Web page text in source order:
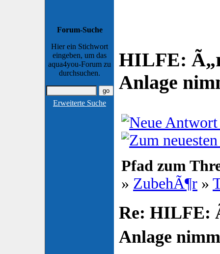
Forum-Suche
Hier ein Stichwort
eingeben, um das
aqua4you-Forum zu
durchsuchen.
Erweiterte Suche
HILFE:
Anlage
Pfad zum
» ZubehÃ¶r »
Re: HILFE:
Anlage